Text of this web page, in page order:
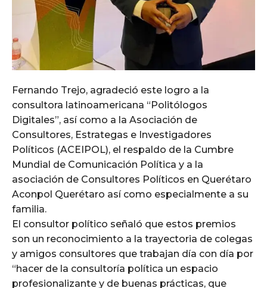
Fernando Trejo, agradeció este logro a la
consultora latinoamericana “Politólogos
Digitales”, así como a la Asociación de
Consultores, Estrategas e Investigadores
Políticos (ACEIPOL), el respaldo de la Cumbre
Mundial de Comunicación Política y a la
asociación de Consultores Políticos en Querétaro
Aconpol Querétaro así como especialmente a su
familia.
El consultor político señaló que estos premios
son un reconocimiento a la trayectoria de colegas
y amigos consultores que trabajan día con día por
“hacer de la consultoría política un espacio
profesionalizante y de buenas prácticas, que